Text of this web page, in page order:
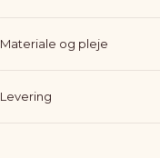
Materiale og pleje
Levering